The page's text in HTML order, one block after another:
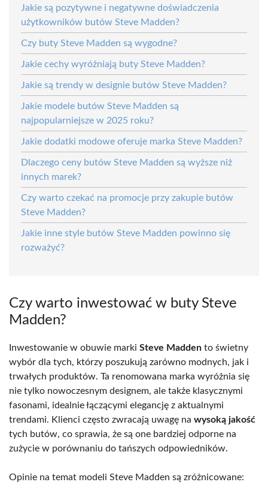
Jakie są pozytywne i negatywne doświadczenia
użytkowników butów Steve Madden?
Czy buty Steve Madden są wygodne?
Jakie cechy wyróżniają buty Steve Madden?
Jakie są trendy w designie butów Steve Madden?
Jakie modele butów Steve Madden są
najpopularniejsze w 2025 roku?
Jakie dodatki modowe oferuje marka Steve Madden?
Dlaczego ceny butów Steve Madden są wyższe niż
innych marek?
Czy warto czekać na promocje przy zakupie butów
Steve Madden?
Jakie inne style butów Steve Madden powinno się
rozważyć?
Czy warto inwestować w buty Steve
Madden?
Inwestowanie w obuwie marki Steve Madden to świetny
wybór dla tych, którzy poszukują zarówno modnych, jak i
trwałych produktów. Ta renomowana marka wyróżnia się
nie tylko nowoczesnym designem, ale także klasycznymi
fasonami, idealnie łączącymi elegancję z aktualnymi
trendami. Klienci często zwracają uwagę na wysoką jakość
tych butów, co sprawia, że są one bardziej odporne na
zużycie w porównaniu do tańszych odpowiedników.
Opinie na temat modeli Steve Madden są zróżnicowane: